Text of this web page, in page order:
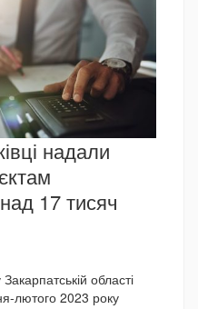
надали
17 тисяч
області
лютого 2023 року